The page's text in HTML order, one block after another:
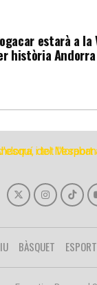
estarà a
història Andorra
BÀSQUET